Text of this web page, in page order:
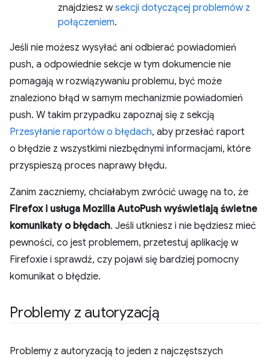
znajdziesz wsekcji dotyczącej problemów z
połączeniem.
Jeśli nie możesz wysyłać ani odbierać powiadomień
push, a odpowiednie sekcje w tym dokumencie nie
pomagają w rozwiązywaniu problemu, być może
znaleziono błąd w samym mechanizmie powiadomień
push. W takim przypadku zapoznaj się z sekcją
Przesyłanie raportów o błędach, aby przesłać raport
o błędzie z wszystkimi niezbędnymi informacjami, które
przyspieszą proces naprawy błędu.
Zanim zaczniemy, chciałabym zwrócić uwagę na to, że
Firefox i usługa Mozilla AutoPush wyświetlają świetne
komunikaty o błędach. Jeśli utkniesz i nie będziesz mieć
pewności, co jest problemem, przetestuj aplikację w
Firefoxie i sprawdź, czy pojawi się bardziej pomocny
komunikat o błędzie.
Problemy z autoryzacją
Problemy z autoryzacją to jeden z najczęstszych